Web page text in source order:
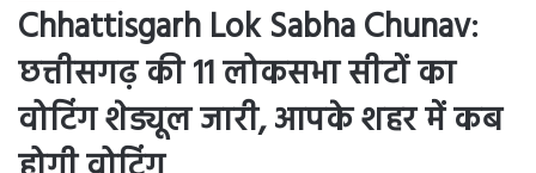
Chhattisgarh Lok Sabha Chunav:
छत्तीसगढ़ की 11 लोकसभा सीटों का
वोटिंग शेड्यूल जारी, आपके शहर में कब